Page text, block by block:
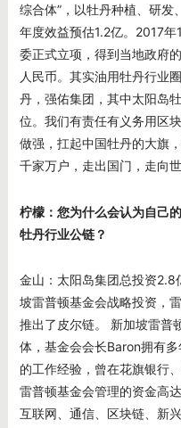
综合体”，以牡丹种植、研发
年度效益预估1.2亿。2017
委正式立项，得到当地政府
人民币。其实油用牡丹行业
丹，强佑集团，其中太阳岛
位。我们有责任有义务用区
做强，扛起中国牡丹的大旗
千家万户，走出国门，走向世
柠檬：您为什么会认为自己
牡丹行业公链？
金山：太阳岛集团总投资2.8
坡雷普顿基金会战略投资，
推出了皮尔链。 新加坡雷普
体，基金会会长Baron拥有
的工作经验，曾在花旗银行
雷普顿基金会管理的资金高
互联网、通信、区块链、新兴